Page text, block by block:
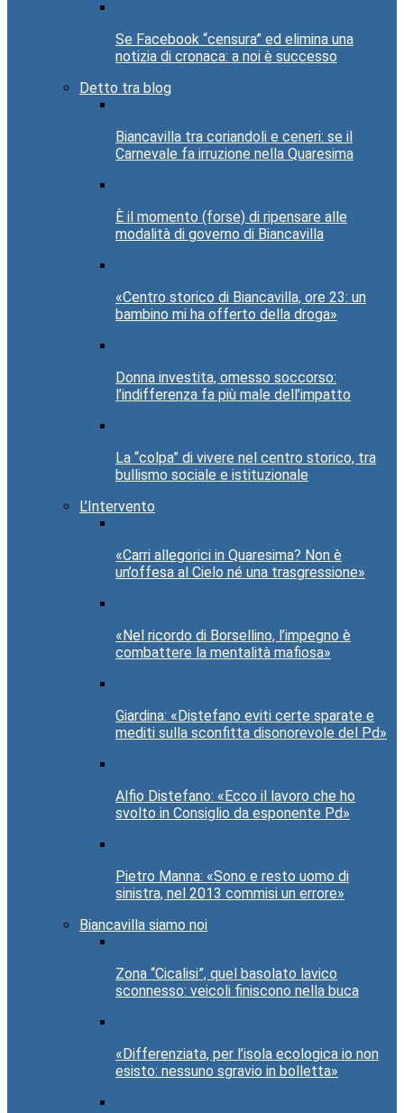
Se Facebook “censura” ed elimina una
notizia di cronaca: a noi è successo
Detto tra blog
Biancavilla tra coriandoli e ceneri: se il
Carnevale fa irruzione nella Quaresima
È il momento (forse) di ripensare alle
modalità di governo di Biancavilla
«Centro storico di Biancavilla, ore 23: un
bambino mi ha offerto della droga»
Donna investita, omesso soccorso:
l’indifferenza fa più male dell’impatto
La “colpa” di vivere nel centro storico, tra
bullismo sociale e istituzionale
L’Intervento
«Carri allegorici in Quaresima? Non è
un’offesa al Cielo né una trasgressione»
«Nel ricordo di Borsellino, l’impegno è
combattere la mentalità mafiosa»
Giardina: «Distefano eviti certe sparate e
mediti sulla sconfitta disonorevole del Pd»
Alfio Distefano: «Ecco il lavoro che ho
svolto in Consiglio da esponente Pd»
Pietro Manna: «Sono e resto uomo di
sinistra, nel 2013 commisi un errore»
Biancavilla siamo noi
Zona “Cicalisi”, quel basolato lavico
sconnesso: veicoli finiscono nella buca
«Differenziata, per l’isola ecologica io non
esisto: nessuno sgravio in bolletta»